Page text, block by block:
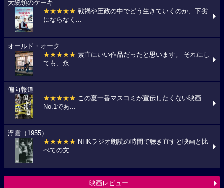
大統領のケーキ
★★★★★ 戦禍や圧政の中でどう生きていくのか、下劣
にならなく...
オールド・オーク
★★★★★ 素直にいい作品だったと思います。 それにし
ても、永...
偏向報道
★★★★★ この夏一番マスコミが宣伝したくない映画
No.1であ...
浮雲（1955）
★★★★★ NHKラジオ朗読の時間で聴き直すと映画と比
べての文...
映画レビュー